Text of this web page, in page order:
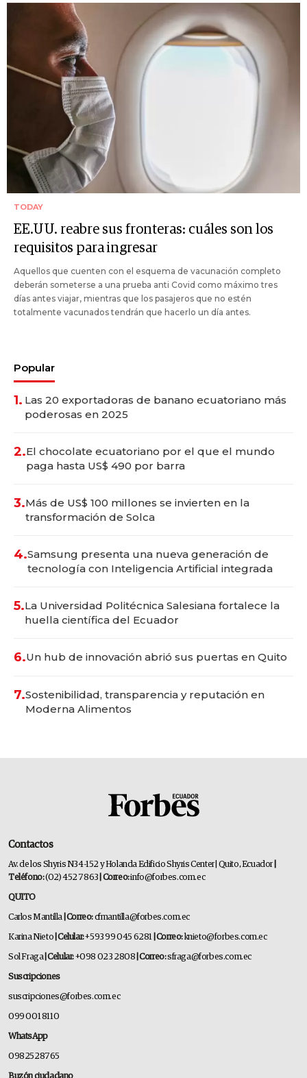
TODAY
EE.UU. reabre sus fronteras: cuáles son los
requisitos para ingresar
Aquellos que cuenten con el esquema de vacunación completo
deberán someterse a una prueba anti Covid como máximo tres
días antes viajar, mientras que los pasajeros que no estén
totalmente vacunados tendrán que hacerlo un día antes.
Popular
1. Las 20 exportadoras de banano ecuatoriano más
poderosas en 2025
2.El chocolate ecuatoriano por el que el mundo
paga hasta US$ 490 por barra
3.Más de US$ 100 millones se invierten en la
transformación de Solca
4.Samsung presenta una nueva generación de
tecnología con Inteligencia Artificial integrada
5.La Universidad Politécnica Salesiana fortalece la
huella científica del Ecuador
6.Un hub de innovación abrió sus puertas en Quito
7.Sostenibilidad, transparencia y reputación en
Moderna Alimentos
Contactos
Av. de los Shyris N34-152 y Holanda Edificio Shyris Center | Quito, Ecuador
Teléfono:(02) 452 7863 | Correo:info@forbes.com.ec
QUITO
Carlos Mantilla | Correo:cfmantilla@forbes.com.ec
Karina Nieto | Celular:+593 99 045 6281 | Correo:knieto@forbes.com.ec
Sol Fraga| Celular:+098 023 2808 | Correo:sfraga@forbes.com.ec
Suscripciones
suscripciones@forbes.com.ec
099 001 8110
WhatsApp
0982528765
Buzón ciudadano